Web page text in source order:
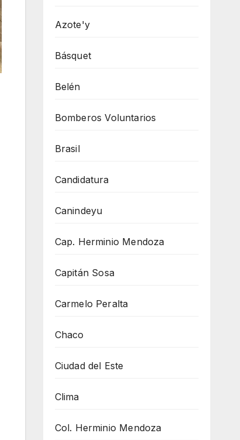
Azote'y
Básquet
Belén
Bomberos Voluntarios
Brasil
Candidatura
Canindeyu
Cap. Herminio Mendoza
Capitán Sosa
Carmelo Peralta
Chaco
Ciudad del Este
Clima
Col. Herminio Mendoza